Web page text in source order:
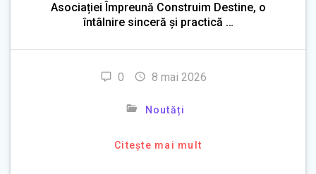
Asociației Împreună Construim Destine, o
întâlnire sinceră și practică …
0 8 mai 2026
Noutăți
Citește mai mult